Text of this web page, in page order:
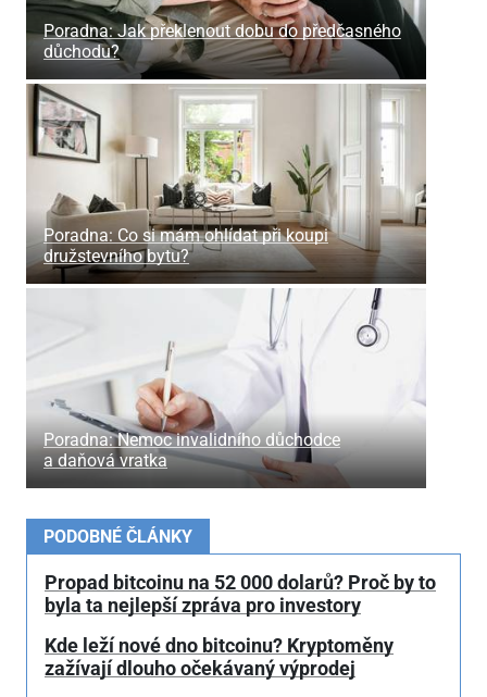
Poradna: Jak překlenout dobu do předčasného
důchodu?
Poradna: Co si mám ohlídat při koupi
družstevního bytu?
Poradna: Nemoc invalidního důchodce
a daňová vratka
PODOBNÉ ČLÁNKY
Propad bitcoinu na 52 000 dolarů? Proč by to
byla ta nejlepší zpráva pro investory
Kde leží nové dno bitcoinu? Kryptoměny
zažívají dlouho očekávaný výprodej